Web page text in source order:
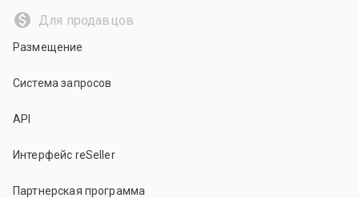
Для продавцов
Размещение
Система запросов
API
Интерфейс reSeller
Партнерская программа